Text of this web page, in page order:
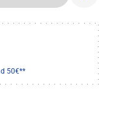
50€**